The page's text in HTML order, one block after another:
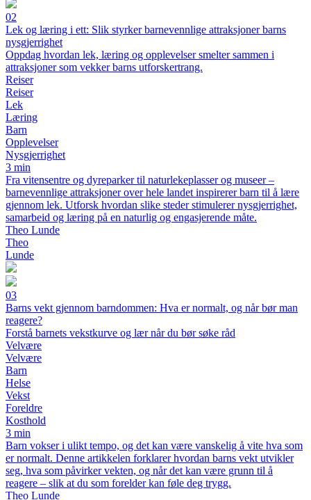
02
Lek og læring i ett: Slik styrker barnevennlige attraksjoner barns
nysgjerrighet
Oppdag hvordan lek, læring og opplevelser smelter sammen i
attraksjoner som vekker barns utforskertrang.
Reiser
Reiser
Lek
Læring
Barn
Opplevelser
Nysgjerrighet
3 min
Fra vitensentre og dyreparker til naturlekeplasser og museer –
barnevennlige attraksjoner over hele landet inspirerer barn til å lære
gjennom lek. Utforsk hvordan slike steder stimulerer nysgjerrighet,
samarbeid og læring på en naturlig og engasjerende måte.
Theo Lunde
Theo
Lunde
03
Barns vekt gjennom barndommen: Hva er normalt, og når bør man
reagere?
Forstå barnets vekstkurve og lær når du bør søke råd
Velvære
Velvære
Barn
Helse
Vekst
Foreldre
Kosthold
3 min
Barn vokser i ulikt tempo, og det kan være vanskelig å vite hva som
er normalt. Denne artikkelen forklarer hvordan barns vekt utvikler
seg, hva som påvirker vekten, og når det kan være grunn til å
reagere – slik at du som forelder kan føle deg trygg.
Theo Lunde